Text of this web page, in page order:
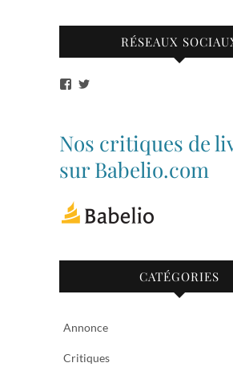
RÉSEAUX
Voir
bibliothequetubize
sur
Facebook
Tuclasakoi
sur
Twitter
Nos critiques de
sur Babelio.com
CATÉGORIES
Annonce
Critiques